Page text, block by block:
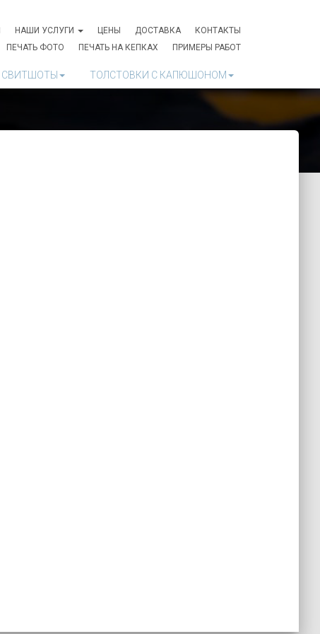
ТОЛСТОВКИ С КАПЮШОНОМ
СВИТШОТЫ
НАШИ УСЛУГИ ЦЕНЫ ДОСТАВКА
КОНТАКТЫ
ПЕЧАТЬ ФОТО
ПЕЧАТЬ НА КЕПКАХ ПРИМЕРЫ РАБОТ